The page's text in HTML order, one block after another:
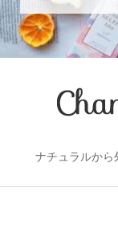
ナチュラルか